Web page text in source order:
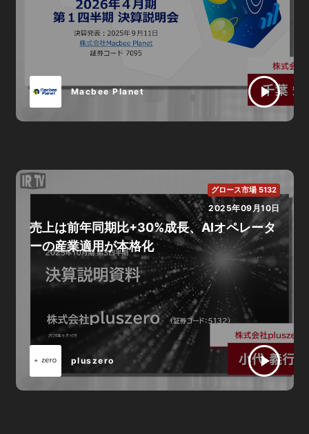
Macbee Planet
グロース市場 5132
2025年09月10日
pluszero
売上は前年同期比+30%成長、AIオペレータ
ーの産業適用が本格化